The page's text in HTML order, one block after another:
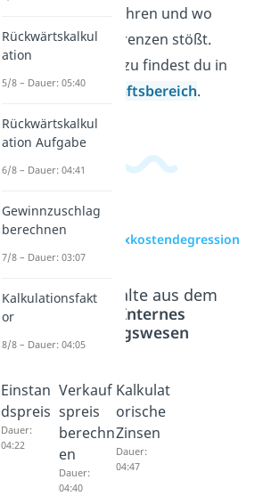
Kostenvorteilen führen und wo
dieser Effekt an Grenzen stößt.
Weitere Videos dazu findest du in
unseremWirtschaftsbereich.
zur Videoseite: Fixkostendegression
Beliebte Inhalte aus dem
Internes
Rechnungswesen
Einstan
dspreis
Dauer:
04:22
Verkauf
spreis
berechn
en
Dauer:
04:40
Kalkulat
orische
Zinsen
Dauer:
04:47
Rückwärtskalkul
ation
5/8 – Dauer: 05:40
Rückwärtskalkul
ation Aufgabe
6/8 – Dauer: 04:41
Gewinnzuschlag
berechnen
7/8 – Dauer: 03:07
Kalkulationsfakt
or
8/8 – Dauer: 04:05